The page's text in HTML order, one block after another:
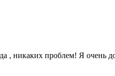
, никаких проблем! Я очень